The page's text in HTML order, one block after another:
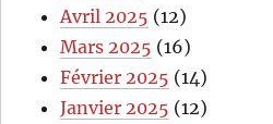
Avril 2025 (12)
Mars 2025 (16)
Février 2025 (14)
Janvier 2025 (12)